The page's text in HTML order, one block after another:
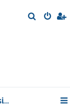
Temas sin respuesta